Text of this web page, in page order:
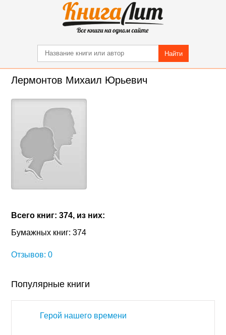
Найти
Лермонтов Михаил Юрьевич
Всего книг: 374, из них:
Бумажных книг: 374
Отзывов: 0
Популярные книги
Герой нашего времени